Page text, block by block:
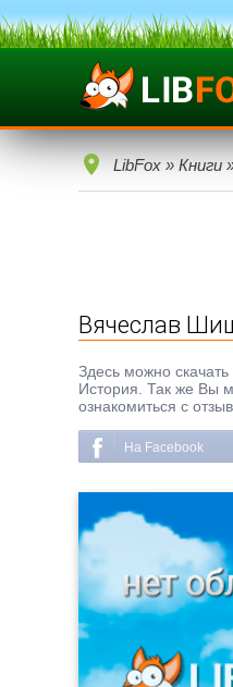
LibFox » Книги
Вячеслав
Здесь можно
История. Так же Вы
ознакомиться с
На Facebook